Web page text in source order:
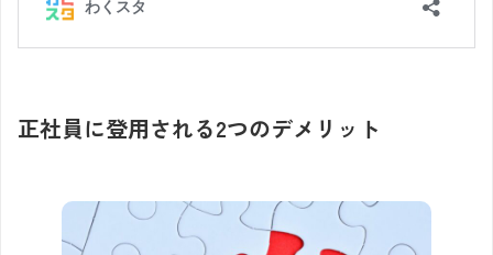
正社員に登用される2つのデメリット